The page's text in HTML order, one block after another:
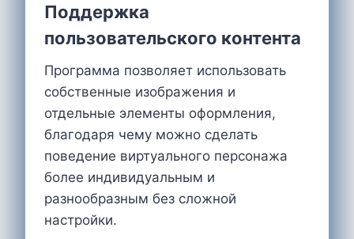
Поддержка
пользовательского контента
Программа позволяет использовать
собственные изображения и
отдельные элементы оформления,
благодаря чему можно сделать
поведение виртуального персонажа
более индивидуальным и
разнообразным без сложной
настройки.